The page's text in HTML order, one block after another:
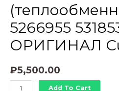
5266955
ОРИГИНАЛ
₽5,500.00
МаслоохладительAdd To Cart